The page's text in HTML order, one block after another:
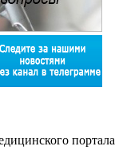
портала